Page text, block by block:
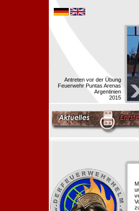
Antreten vor der Übung
Feuerwehr Puntas Arenas
Argentinien
2015